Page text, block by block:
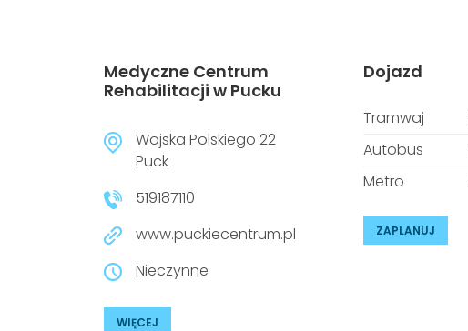
Medyczne Centrum
Rehabilitacji w Pucku
Wojska Polskiego 22
Puck
519187110
www.puckiecentrum.pl
Nieczynne
WIĘCEJ
Dojazd
Tramwaj
Autobus
Metro
ZAPLANUJ